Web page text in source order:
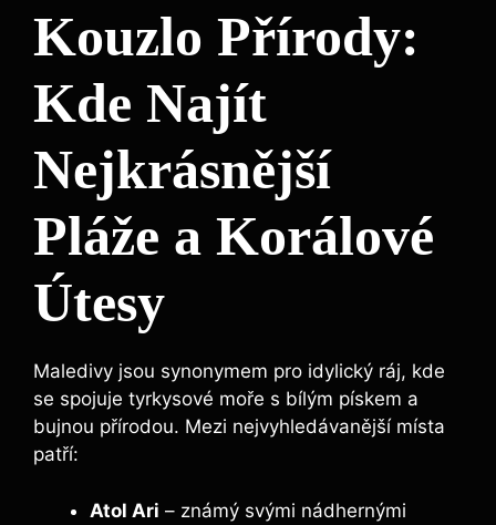
Kouzlo Přírody:
Kde Najít
Nejkrásnější
Pláže a Korálové
Útesy
Maledivy jsou synonymem pro idylický ráj, kde
se spojuje tyrkysové moře s bílým pískem a
bujnou přírodou. Mezi nejvyhledávanější místa
patří:
Atol Ari – známý svými nádhernými